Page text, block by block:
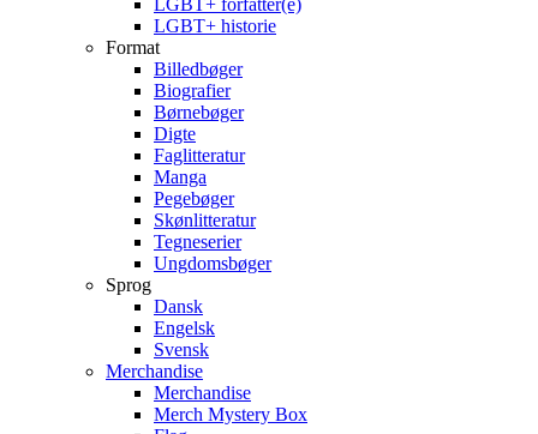
LGBT+ forfatter(e)
LGBT+ historie
Format
Billedbøger
Biografier
Børnebøger
Digte
Faglitteratur
Manga
Pegebøger
Skønlitteratur
Tegneserier
Ungdomsbøger
Sprog
Dansk
Engelsk
Svensk
Merchandise
Merchandise
Merch Mystery Box